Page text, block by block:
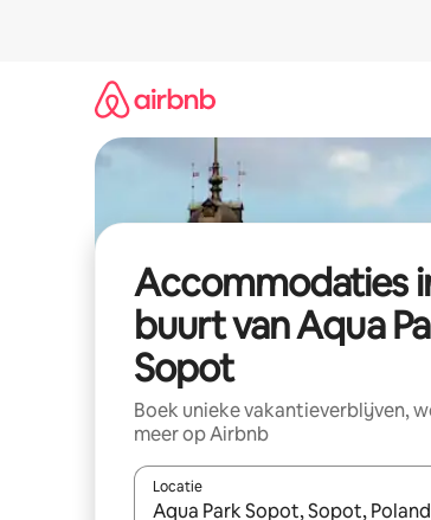
Accommodaties
buurt van Aqua
Sopot
Boek unieke vakantieverblijven,
meer op Airbnb
Locatie
Wanneer er resultaten beschikbaar